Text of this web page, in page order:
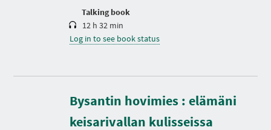
Talking book
12 h 32 min
Log in to see book status
Bysantin hovimies : elämäni
keisarivallan kulisseissa
D
u
r